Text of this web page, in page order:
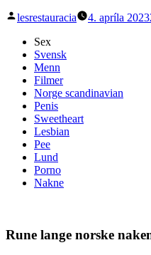
Posted
lesrestauracia 4. apríla 2023
Sex
Svensk
Menn
Filmer
Norge scandinavian
Penis
Sweetheart
Lesbian
Pee
Lund
Porno
Nakne
Rune lange norske